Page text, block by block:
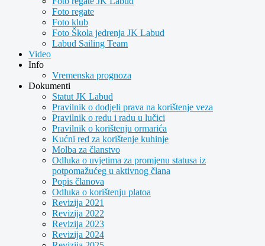
Foto regate
Foto klub
Foto Škola jedrenja JK Labud
Labud Sailing Team
Video
Info
Vremenska prognoza
Dokumenti
Statut JK Labud
Pravilnik o dodjeli prava na korištenje veza
Pravilnik o redu i radu u lučici
Pravilnik o korištenju ormarića
Kućni red za korištenje kuhinje
Molba za članstvo
Odluka o uvjetima za promjenu statusa iz
potpomažućeg u aktivnog člana
Popis članova
Odluka o korištenju platoa
Revizija 2021
Revizija 2022
Revizija 2023
Revizija 2024